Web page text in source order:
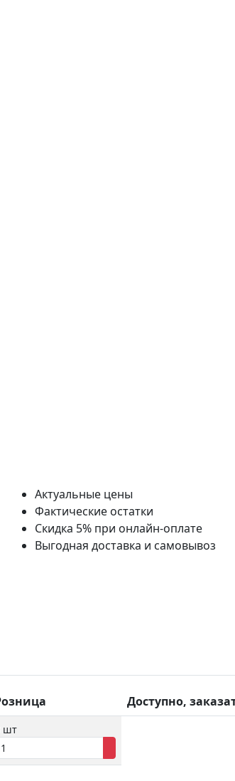
Актуальные цены
Фактические остатки
Скидка 5% при онлайн-оплате
Выгодная доставка и самовывоз
Доступно,
шт